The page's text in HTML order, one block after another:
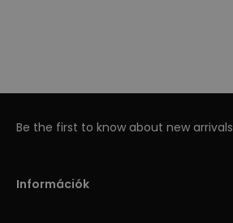
Be the first to know about new arrivals
Információk